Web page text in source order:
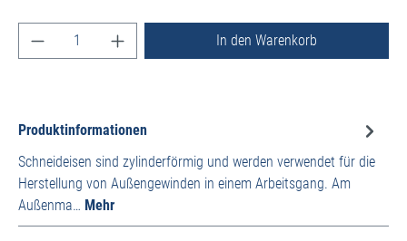
Produkt Anzahl: Gib den gewünschten Wert ein
In den Warenkorb
Produktinformationen
Schneideisen sind zylinderförmig und werden verwendet für die
Herstellung von Außengewinden in einem Arbeitsgang. Am
Außenma… Mehr